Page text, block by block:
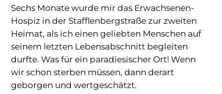
Sechs Monate wurde mir das Erwachsenen-
Hospiz in der Stafflenbergstraße zur zweiten
Heimat, als ich einen geliebten Menschen auf
seinem letzten Lebensabschnitt begleiten
durfte. Was für ein paradiesischer Ort! Wenn
wir schon sterben müssen, dann derart
geborgen und wertgeschätzt.